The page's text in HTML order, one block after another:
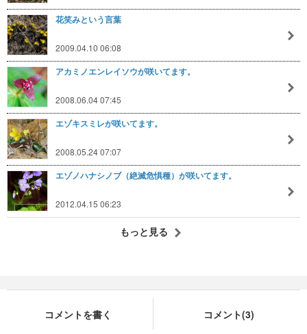
花笑みという言葉
2009.04.10 06:08
アカミノエンレイソウが咲いてます。
2008.06.04 07:45
エゾキスミレが咲いてます。
2008.05.24 07:07
エゾノハナシノブ（絶滅危惧種）が咲いてます。
2012.04.15 06:23
もっと見る
コメントを書く コメント(3)